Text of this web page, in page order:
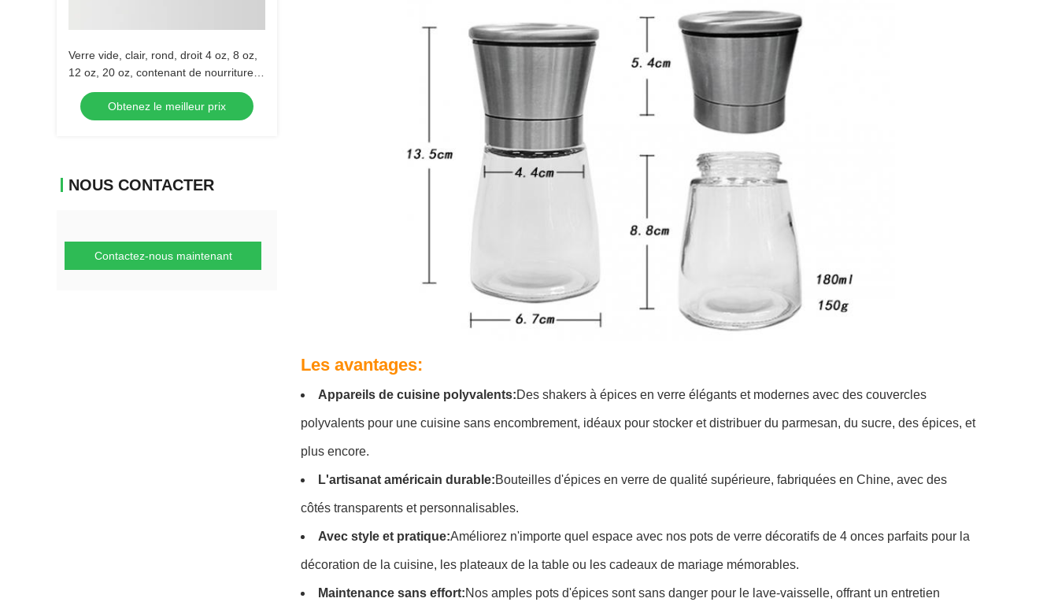
Verre vide, clair, rond, droit 4 oz, 8 oz,
12 oz, 20 oz, contenant de nourriture
en verre avec couvercle métallique
profond.Obtenez le meilleur prix
NOUS CONTACTER
Contactez-nous maintenant
Les avantages:
Appareils de cuisine polyvalents:Des shakers à épices en verre élégants et modernes avec des couvercles
polyvalents pour une cuisine sans encombrement, idéaux pour stocker et distribuer du parmesan, du sucre, des épices, et
plus encore.
L'artisanat américain durable:Bouteilles d'épices en verre de qualité supérieure, fabriquées en Chine, avec des
côtés transparents et personnalisables.
Avec style et pratique:Améliorez n'importe quel espace avec nos pots de verre décoratifs de 4 onces parfaits pour la
décoration de la cuisine, les plateaux de la table ou les cadeaux de mariage mémorables.
Maintenance sans effort:Nos amples pots d'épices sont sans danger pour le lave-vaisselle, offrant un entretien